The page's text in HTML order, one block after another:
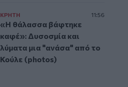
ΚΡΗΤΗ 11:56
«Η θάλασσα βάφτηκε
καφέ»: Δυσοσμία και
λύματα μια "ανάσα" από το
Κούλε (photos)